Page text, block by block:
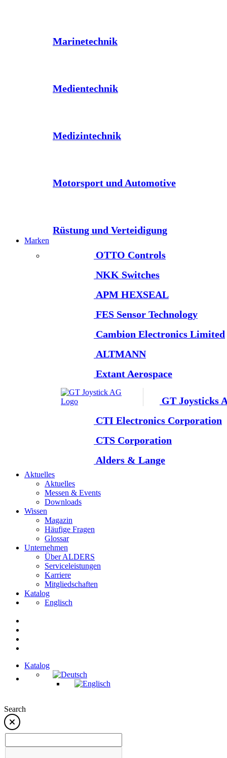
Marinetechnik
Medientechnik
Medizintechnik
Motorsport und Automotive
Rüstung und Verteidigung
Marken
OTTO Controls
NKK Switches
APM HEXSEAL
FES Sensor Technology
Cambion Electronics Limited
ALTMANN
Extant Aerospace
GT Joysticks
CTI Electronics Corporation
CTS Corporation
Alders & Lange
Aktuelles
Aktuelles
Messen & Events
Downloads
Wissen
Magazin
Häufige Fragen
Glossar
Unternehmen
Über ALDERS
Serviceleistungen
Karriere
Mitgliedschaften
Katalog
Englisch
Katalog
Search